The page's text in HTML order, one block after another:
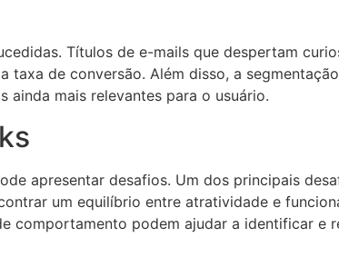
Títulos de e-mails que despertam
de conversão. Além disso, a
mais relevantes para o usuário.
apresentar desafios. Um dos principais
um equilíbrio entre atratividade e
comportamento podem ajudar a identificar e